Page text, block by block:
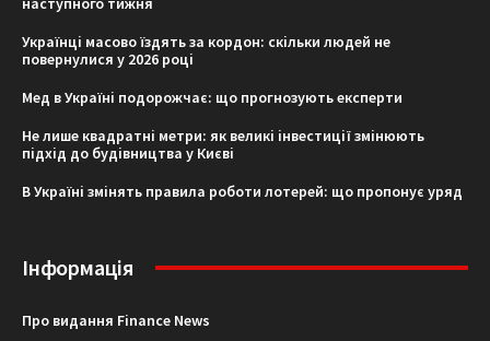
Українці масово їздять за кордон: скільки людей не
повернулися у 2026 році
Мед в Україні подорожчає: що прогнозують експерти
Не лише квадратні метри: як великі інвестиції змінюють
підхід до будівництва у Києві
В Україні змінять правила роботи лотерей: що пропонує уряд
Інформація
Про видання Finance News